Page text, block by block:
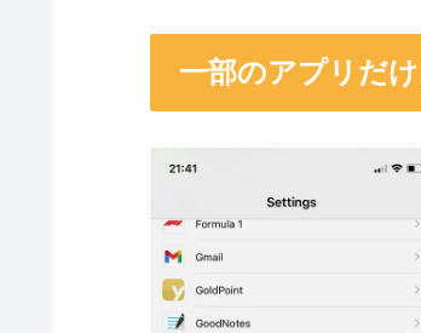
一部のアプリだ